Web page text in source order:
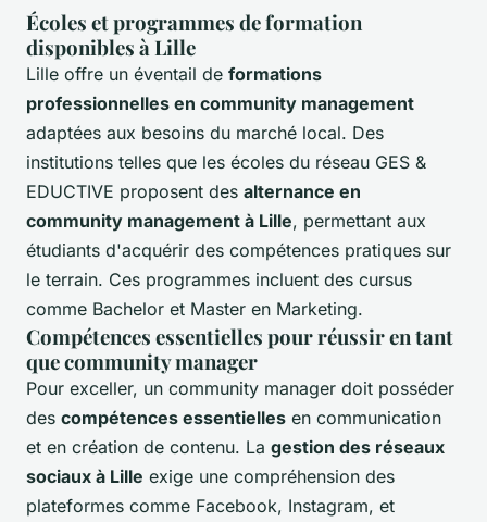
Écoles et programmes de formation
disponibles à Lille
Lille offre un éventail de formations
professionnelles en community management
adaptées aux besoins du marché local. Des
institutions telles que les écoles du réseau GES &
EDUCTIVE proposent des alternance en
community management à Lille, permettant aux
étudiants d'acquérir des compétences pratiques sur
le terrain. Ces programmes incluent des cursus
comme Bachelor et Master en Marketing.
Compétences essentielles pour réussir en tant
que community manager
Pour exceller, un community manager doit posséder
des compétences essentielles en communication
et en création de contenu. La gestion des réseaux
sociaux à Lille exige une compréhension des
plateformes comme Facebook, Instagram, et